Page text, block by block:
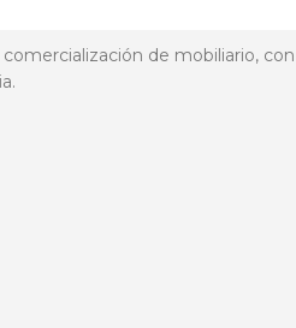
de mobiliario, con